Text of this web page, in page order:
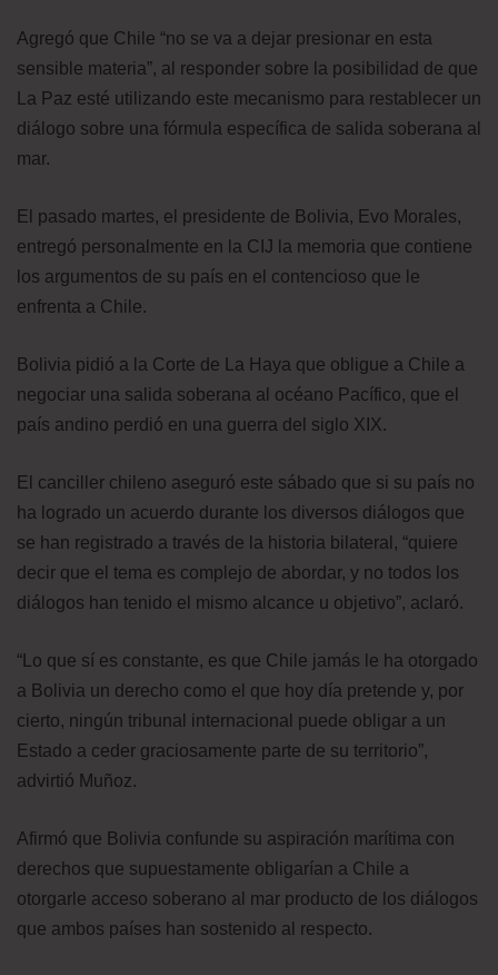
Agregó que Chile “no se va a dejar presionar en esta
sensible materia”, al responder sobre la posibilidad de que
La Paz esté utilizando este mecanismo para restablecer un
diálogo sobre una fórmula específica de salida soberana al
mar.
El pasado martes, el presidente de Bolivia, Evo Morales,
entregó personalmente en la CIJ la memoria que contiene
los argumentos de su país en el contencioso que le
enfrenta a Chile.
Bolivia pidió a la Corte de La Haya que obligue a Chile a
negociar una salida soberana al océano Pacífico, que el
país andino perdió en una guerra del siglo XIX.
El canciller chileno aseguró este sábado que si su país no
ha logrado un acuerdo durante los diversos diálogos que
se han registrado a través de la historia bilateral, “quiere
decir que el tema es complejo de abordar, y no todos los
diálogos han tenido el mismo alcance u objetivo”, aclaró.
“Lo que sí es constante, es que Chile jamás le ha otorgado
a Bolivia un derecho como el que hoy día pretende y, por
cierto, ningún tribunal internacional puede obligar a un
Estado a ceder graciosamente parte de su territorio”,
advirtió Muñoz.
Afirmó que Bolivia confunde su aspiración marítima con
derechos que supuestamente obligarían a Chile a
otorgarle acceso soberano al mar producto de los diálogos
que ambos países han sostenido al respecto.